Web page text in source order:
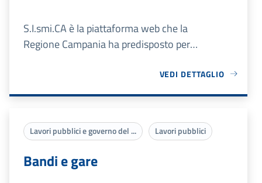
S.I.smi.CA è la piattaforma web che la
Regione Campania ha predisposto per
VEDI DETTAGLIO
Lavori pubblici e governo del ... Lavori pubblici
Bandi e gare